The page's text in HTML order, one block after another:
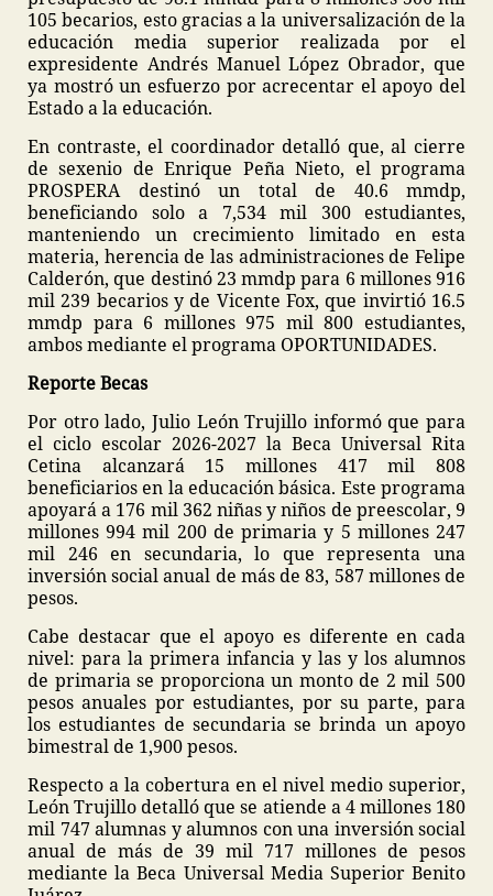
105 becarios, esto gracias a la universalización de la
educación media superior realizada por el
expresidente Andrés Manuel López Obrador, que
ya mostró un esfuerzo por acrecentar el apoyo del
Estado a la educación.
En contraste, el coordinador detalló que, al cierre
de sexenio de Enrique Peña Nieto, el programa
PROSPERA destinó un total de 40.6 mmdp,
beneficiando solo a 7,534 mil 300 estudiantes,
manteniendo un crecimiento limitado en esta
materia, herencia de las administraciones de Felipe
Calderón, que destinó 23 mmdp para 6 millones 916
mil 239 becarios y de Vicente Fox, que invirtió 16.5
mmdp para 6 millones 975 mil 800 estudiantes,
ambos mediante el programa OPORTUNIDADES.
Reporte Becas
Por otro lado, Julio León Trujillo informó que para
el ciclo escolar 2026-2027 la Beca Universal Rita
Cetina alcanzará 15 millones 417 mil 808
beneficiarios en la educación básica. Este programa
apoyará a 176 mil 362 niñas y niños de preescolar, 9
millones 994 mil 200 de primaria y 5 millones 247
mil 246 en secundaria, lo que representa una
inversión social anual de más de 83, 587 millones de
pesos.
Cabe destacar que el apoyo es diferente en cada
nivel: para la primera infancia y las y los alumnos
de primaria se proporciona un monto de 2 mil 500
pesos anuales por estudiantes, por su parte, para
los estudiantes de secundaria se brinda un apoyo
bimestral de 1,900 pesos.
Respecto a la cobertura en el nivel medio superior,
León Trujillo detalló que se atiende a 4 millones 180
mil 747 alumnas y alumnos con una inversión social
anual de más de 39 mil 717 millones de pesos
mediante la Beca Universal Media Superior Benito